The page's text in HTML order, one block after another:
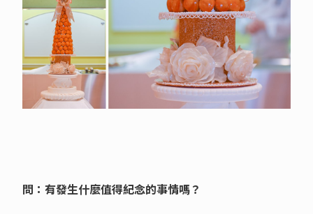
問：有發生什麼值得紀念的事情嗎？